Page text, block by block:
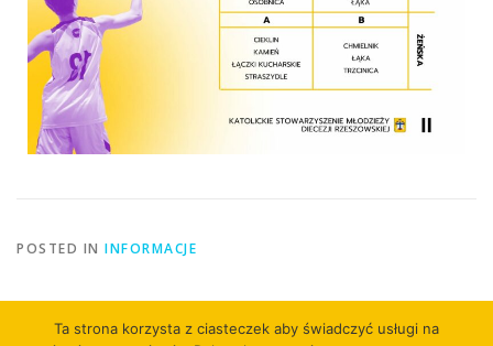
POSTED IN INFORMACJE
Ta strona korzysta z ciasteczek aby świadczyć usługi na